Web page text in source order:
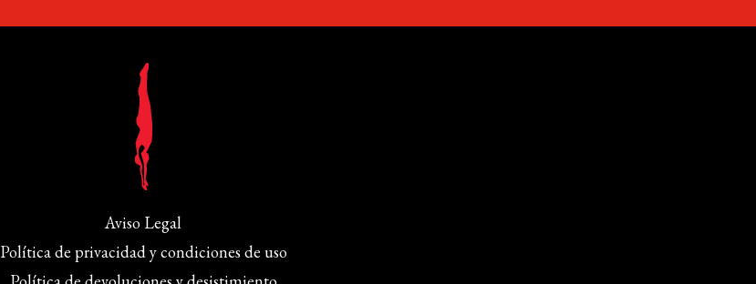
Aviso Legal
Política de privacidad y condiciones de uso